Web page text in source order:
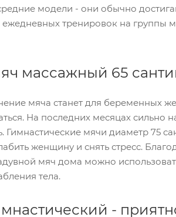
модели - они обычно
ежедневных тренировок на
массажный 65
мяча станет для беременных
На последних месяцах сильно
Гимнастические мячи диаметр 75
женщину и снять стресс.
мяч дома можно
тела.
-